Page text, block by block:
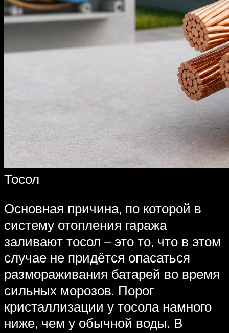
Тосол
Основная причина, по которой в
систему отопления гаража
заливают тосол – это то, что в этом
случае не придётся опасаться
размораживания батарей во время
сильных морозов. Порог
кристаллизации у тосола намного
ниже, чем у обычной воды. В